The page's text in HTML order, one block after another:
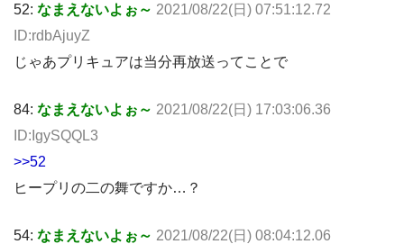
52: なまえないよぉ～ 2021/08/22(日) 07:51:12.72
ID:rdbAjuyZ
じゃあプリキュアは当分再放送ってことで
84: なまえないよぉ～ 2021/08/22(日) 17:03:06.36
ID:IgySQQL3
>>52
ヒープリの二の舞ですか…？
54: なまえないよぉ～ 2021/08/22(日) 08:04:12.06